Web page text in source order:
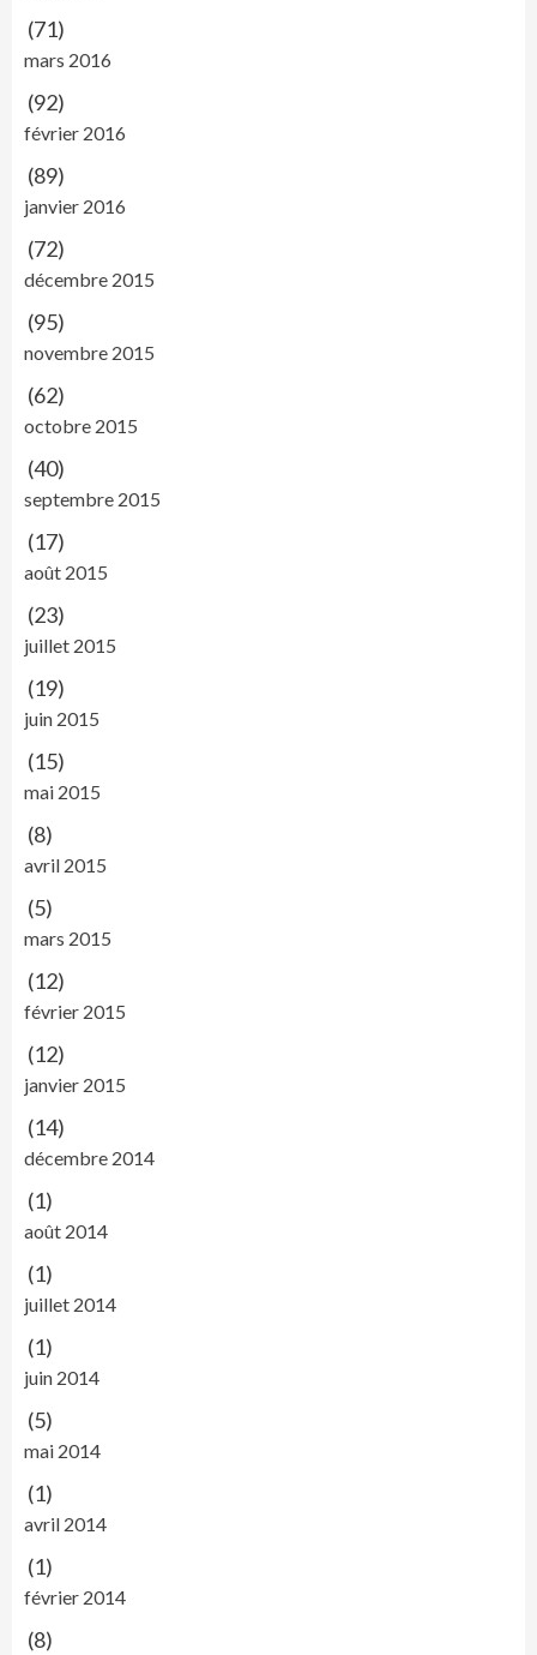
(71)
mars 2016
(92)
février 2016
(89)
janvier 2016
(72)
décembre 2015
(95)
novembre 2015
(62)
octobre 2015
(40)
septembre 2015
(17)
août 2015
(23)
juillet 2015
(19)
juin 2015
(15)
mai 2015
(8)
avril 2015
(5)
mars 2015
(12)
février 2015
(12)
janvier 2015
(14)
décembre 2014
(1)
août 2014
(1)
juillet 2014
(1)
juin 2014
(5)
mai 2014
(1)
avril 2014
(1)
février 2014
(8)